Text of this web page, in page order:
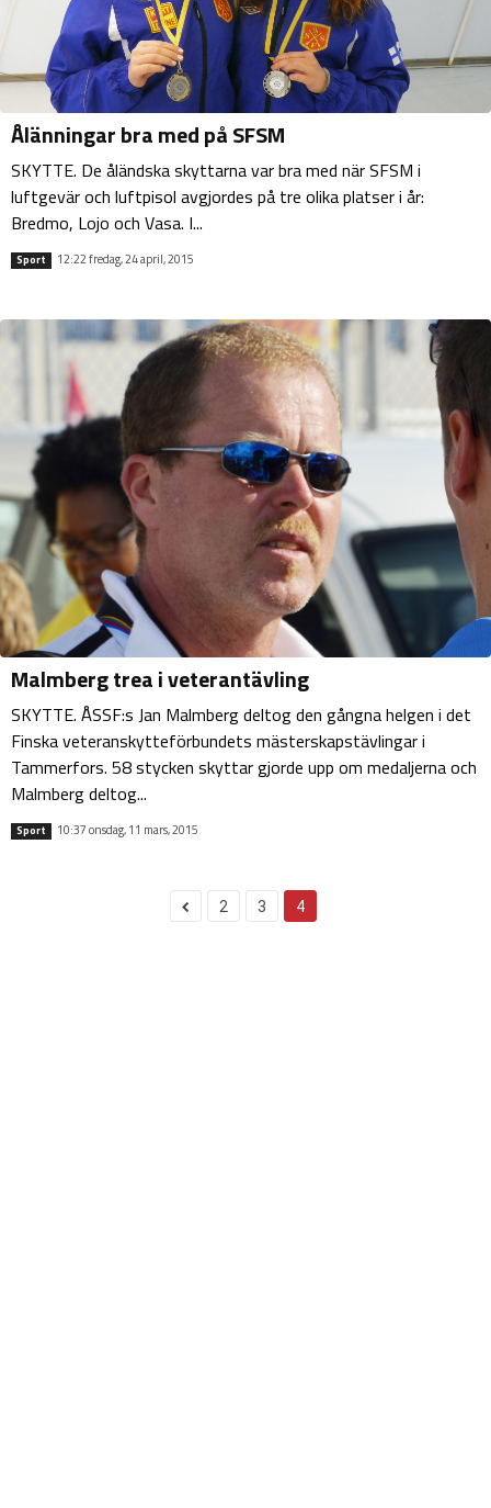
Ålänningar bra med på SFSM
SKYTTE. De åländska skyttarna var bra med när SFSM i
luftgevär och luftpisol avgjordes på tre olika platser i år:
Bredmo, Lojo och Vasa. I...
Sport 12:22 fredag, 24 april, 2015
Malmberg trea i veterantävling
SKYTTE. ÅSSF:s Jan Malmberg deltog den gångna helgen i det
Finska veteranskytteförbundets mästerskapstävlingar i
Tammerfors. 58 stycken skyttar gjorde upp om medaljerna och
Malmberg deltog...
Sport 10:37 onsdag, 11 mars, 2015
2 3 4